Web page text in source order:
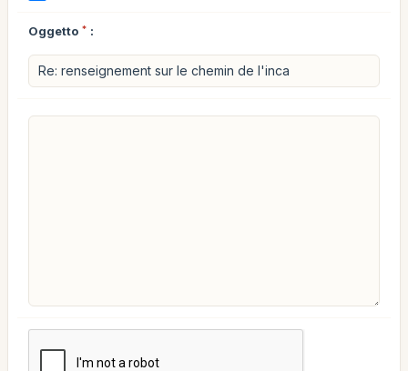
Oggetto * :